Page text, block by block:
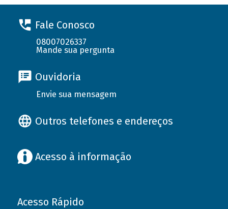
Fale Conosco
08007026337
Mande sua pergunta
Ouvidoria
Envie sua mensagem
Outros telefones e endereços
Acesso à informação
Acesso Rápido